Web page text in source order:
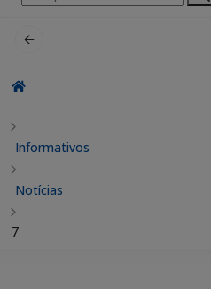
por:
Informativos
Notícias
7